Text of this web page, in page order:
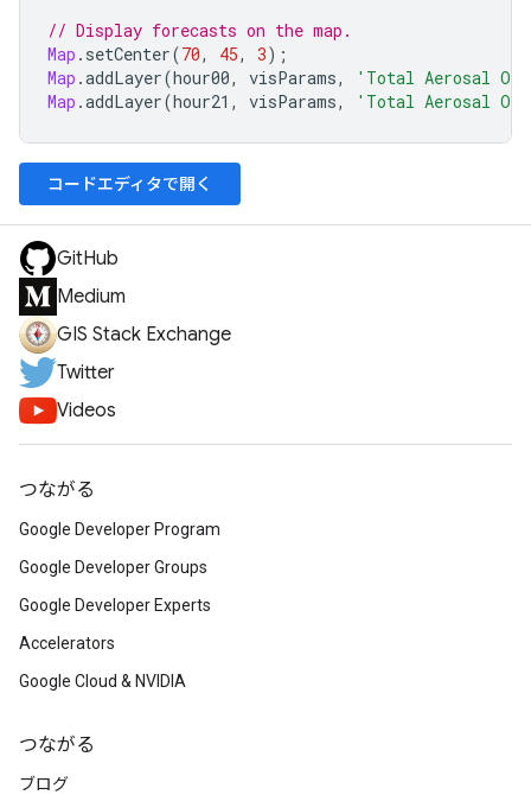
// Display forecasts on the map.
Map . setCenter(70, 45, 3);
Map .addLayer(hour00, visParams,
'Total Aerosal
Map .addLayer(hour21 , visParams, 'Total Aerosal
コードエディタで開く
GitHub
Medium
GIS Stack Exchange
Twitter
Videos
つながる
Google Developer Program
Google Developer Groups
Google Developer Experts
Accelerators
Google Cloud & NVIDIA
つながる
ブログ